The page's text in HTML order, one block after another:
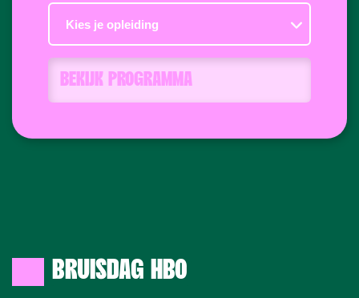
BEKIJK PROGRAMMA
BRUISDAG HBO